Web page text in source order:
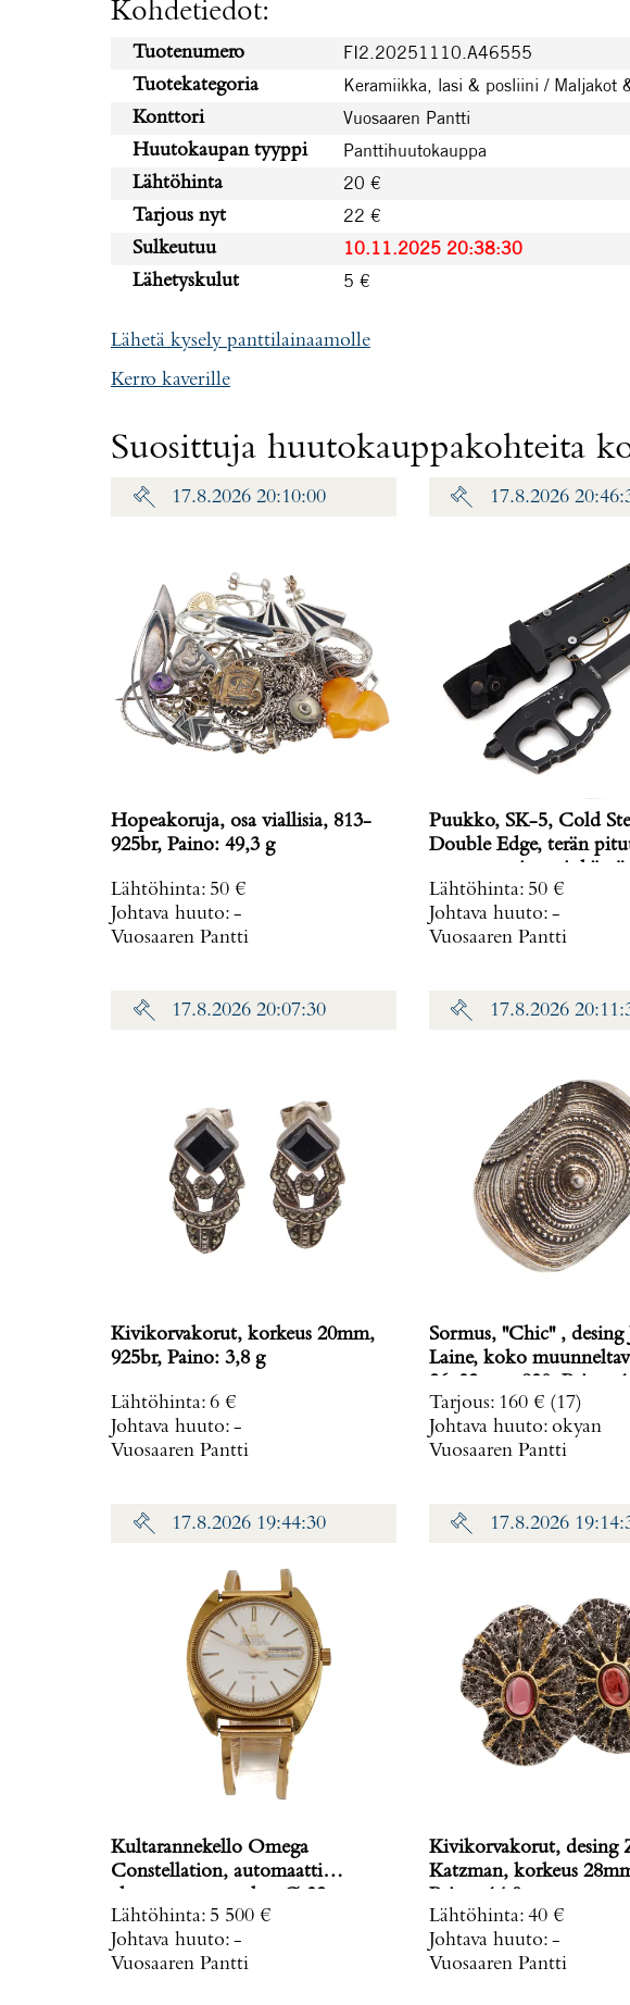
Kohdetiedot:
Tuotenumero FI2.20251110.A46555
Tuotekategoria Keramiikka, lasi & posliini / Maljakot
Konttori Vuosaaren Pantti
Huutokaupan tyyppi Panttihuutokauppa
Lähtöhinta 20 €
Tarjous nyt 22 €
Sulkeutuu 10.11.2025 20:38:30
Lähetyskulut 5 €
Lähetä kysely panttilainaamolle
Kerro kaverille
Suosittuja huutokauppakohteita
17.8.2026 20:10:00
Hopeakoruja, osa viallisia, 813-
925br, Paino: 49,3 g
Lähtöhinta: 50 €
Johtava huuto: -
Vuosaaren Pantti
17.8.2026
Puukko, SK-5, Cold
Double Edge, terän
Lähtöhinta: 50 €
Johtava huuto: -
Vuosaaren Pantti
17.8.2026 20:07:30
Kivikorvakorut, korkeus 20mm,
925br, Paino: 3,8 g
Lähtöhinta: 6 €
Johtava huuto: -
Vuosaaren Pantti
17.8.2026
Sormus, ''Chic'' , desing
Laine, koko muunneltavissa, mitat
Tarjous: 160 € (17)
Johtava huuto: okyan
Vuosaaren Pantti
17.8.2026 19:44:30
Kultarannekello Omega
Constellation, automaatti
rannekkeen Ø 58-62cm, käytön
jälkiä ja lasissa naarmuja, 750br,
Paino: 71,2 g
Lähtöhinta: 5 500 €
Johtava huuto: -
Vuosaaren Pantti
17.8.2026
Kivikorvakorut, desing
Katzman, korkeus
Lähtöhinta: 40 €
Johtava huuto: -
Vuosaaren Pantti